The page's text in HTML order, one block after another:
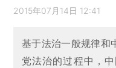
2015年07月14日 12:41
基于法治一般规律和
党法治的过程中，